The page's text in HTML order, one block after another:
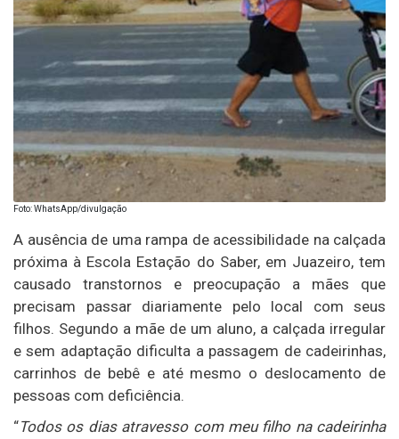
Foto: WhatsApp/divulgação
A ausência de uma rampa de acessibilidade na calçada
próxima à Escola Estação do Saber, em Juazeiro, tem
causado transtornos e preocupação a mães que
precisam passar diariamente pelo local com seus
filhos. Segundo a mãe de um aluno, a calçada irregular
e sem adaptação dificulta a passagem de cadeirinhas,
carrinhos de bebê e até mesmo o deslocamento de
pessoas com deficiência.
“Todos os dias atravesso com meu filho na cadeirinha